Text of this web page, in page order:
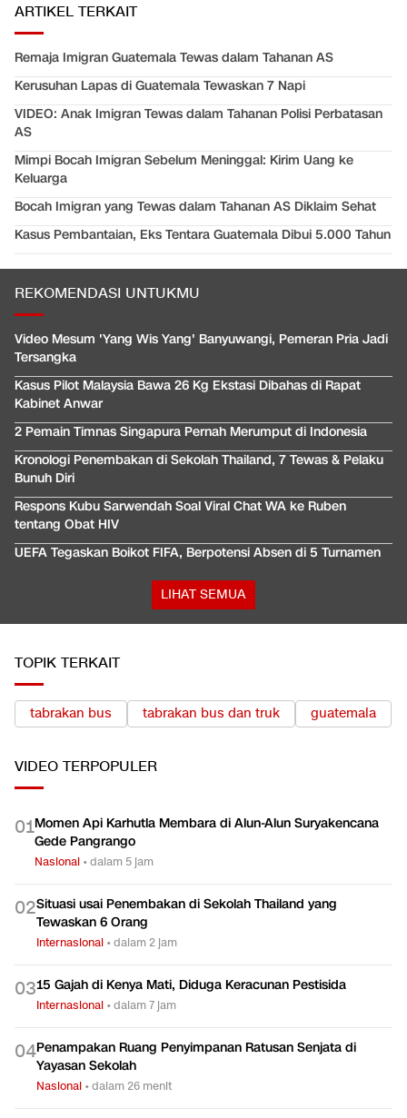
ARTIKEL TERKAIT
Remaja Imigran Guatemala Tewas dalam Tahanan AS
Kerusuhan Lapas di Guatemala Tewaskan 7 Napi
VIDEO: Anak Imigran Tewas dalam Tahanan Polisi Perbatasan
AS
Mimpi Bocah Imigran Sebelum Meninggal: Kirim Uang ke
Keluarga
Bocah Imigran yang Tewas dalam Tahanan AS Diklaim Sehat
Kasus Pembantaian, Eks Tentara Guatemala Dibui 5.000 Tahun
REKOMENDASI UNTUKMU
Video Mesum 'Yang Wis Yang' Banyuwangi, Pemeran Pria Jadi
Tersangka
Kasus Pilot Malaysia Bawa 26 Kg Ekstasi Dibahas di Rapat
Kabinet Anwar
2 Pemain Timnas Singapura Pernah Merumput di Indonesia
Kronologi Penembakan di Sekolah Thailand, 7 Tewas & Pelaku
Bunuh Diri
Respons Kubu Sarwendah Soal Viral Chat WA ke Ruben
tentang Obat HIV
UEFA Tegaskan Boikot FIFA, Berpotensi Absen di 5 Turnamen
LIHAT SEMUA
TOPIK TERKAIT
tabrakan bus tabrakan bus dan truk guatemala
VIDEO TERPOPULER
01Momen Api Karhutla Membara di Alun-Alun Suryakencana
Gede Pangrango
Nasional •dalam 5 jam
02Situasi usai Penembakan di Sekolah Thailand yang
Tewaskan 6 Orang
Internasional •dalam 2 jam
0315 Gajah di Kenya Mati, Diduga Keracunan Pestisida
Internasional •dalam 7 jam
04Penampakan Ruang Penyimpanan Ratusan Senjata di
Yayasan Sekolah
Nasional •dalam 26 menit